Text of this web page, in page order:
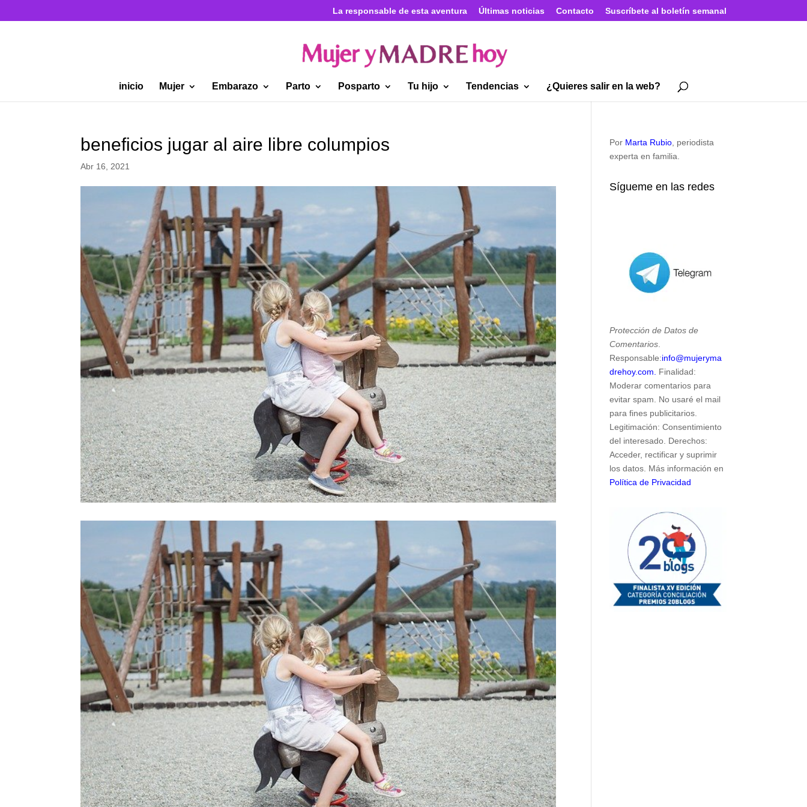
La responsable de esta aventura Últimas noticias Contacto Suscríbete al boletín semanal
inicio Mujer Embarazo Parto Posparto Tu hijo Tendencias ¿Quieres salir en la web?
beneficios jugar al aire libre columpios
Abr 16, 2021
Por Marta Rubio , periodista
experta en familia.
Sígueme en las redes
Protección de Datos de
Comentarios
Responsable:info@mujeryma
drehoy.com.
Finalidad:
Moderar comentarios para
evitar spam. No usaré el mail
para fines publicitarios.
Legitimación: Consentimiento
del interesado. Derechos:
Acceder, rectificar y suprimir
los datos. Más información en
Política de Privacidad